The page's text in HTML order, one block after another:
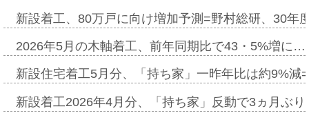
新設着工、80万戸に向け増加予測=野村総研、30年
2026年5月の木軸着工、前年同期比で43・5%増に…
新設住宅着工5月分、「持ち家」一昨年比は約9%
新設着工2026年4月分、「持ち家」反動で3ヵ月ぶ